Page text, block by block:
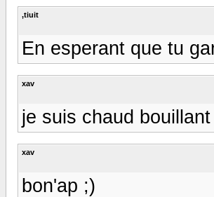
,tiuit
En esperant que tu
xav
je suis chaud
xav
bon'ap ;)